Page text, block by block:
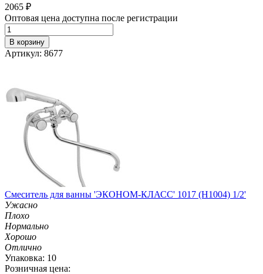
2065 ₽
Оптовая цена доступна после регистрации
В корзину
Артикул: 8677
Смеситель для ванны 'ЭКОНОМ-КЛАСС' 1017 (H1004) 1/2'
Ужасно
Плохо
Нормально
Хорошо
Отлично
Упаковка: 10
Розничная цена: